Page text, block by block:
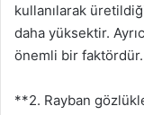
kullanılarak
daha yüksektir.
önemli bir faktördür.
**2. Rayban